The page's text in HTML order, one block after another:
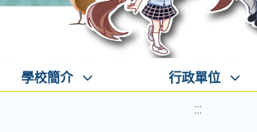
學校簡介 行政單位
:::